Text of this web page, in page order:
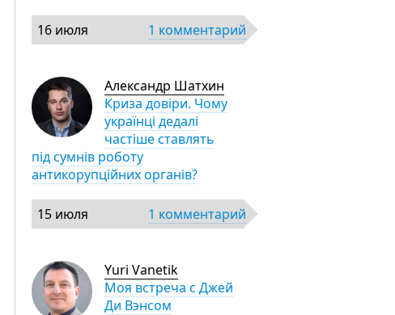
16 июля 1 комментарий
Александр Шатхин
Криза довіри. Чому
українці дедалі
частіше ставлять
під сумнів роботу
антикорупційних органів?
15 июля 1 комментарий
Yuri Vanetik
Моя встреча с Джей
Ди Вэнсом